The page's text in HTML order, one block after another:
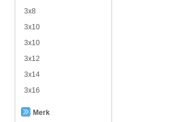
3x8
3x10
3x10
3x12
3x14
3x16
Merk